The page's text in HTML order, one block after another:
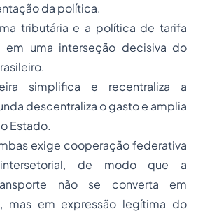
da política.
tributária e a política de tarifa
em uma interseção decisiva do
simplifica e recentraliza a
descentraliza o gasto e amplia
Estado.
exige cooperação federativa
de modo que a
não se converta em
mas em expressão legítima do